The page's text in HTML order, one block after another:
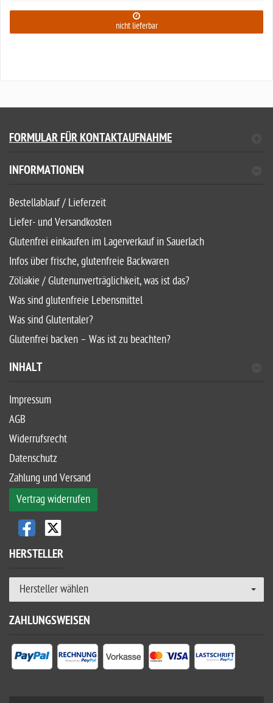
nicht lieferbar
FORMULAR FÜR KONTAKTAUFNAHME
INFORMATIONEN
Bestellablauf / Lieferzeit
Liefer- und Versandkosten
Glutenfrei einkaufen im Lagerverkauf in Sauerlach
Infos über frische, glutenfreie Backwaren
Zöliakie / Glutenunverträglichkeit, was ist das?
Was sind glutenfreie Lebensmittel
Was sind Glutentaler?
Glutenfrei backen – Was ist zu beachten?
INHALT
Impressum
AGB
Widerrufsrecht
Datenschutz
Zahlung und Versand
Vertrag widerrufen
HERSTELLER
Hersteller wählen
ZAHLUNGSWEISEN